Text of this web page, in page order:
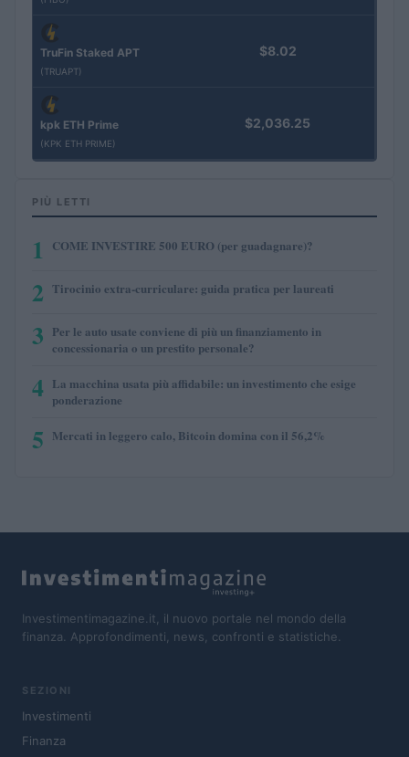
TruFin Staked APT
(TRUAPT)
$8.02
kpk ETH Prime
(KPK ETH PRIME)
$2,036.25
PIÙ LETTI
1 COME INVESTIRE 500 EURO (per guadagnare)?
2 Tirocinio extra-curriculare: guida pratica per laureati
3 Per le auto usate conviene di più un finanziamento in
concessionaria o un prestito personale?
4 La macchina usata più affidabile: un investimento che esige
ponderazione
5 Mercati in leggero calo, Bitcoin domina con il 56,2%
Investimentimagazine.it, il nuovo portale nel mondo della
finanza. Approfondimenti, news, confronti e statistiche.
SEZIONI
Investimenti
Finanza